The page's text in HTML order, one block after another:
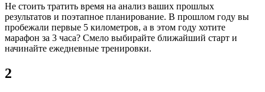
Не стоить тратить время на анализ ваших прошлых
результатов и поэтапное планирование. В прошлом году вы
пробежали первые 5 километров, а в этом году хотите
марафон за 3 часа? Смело выбирайте ближайший старт и
начинайте ежедневные тренировки.
2